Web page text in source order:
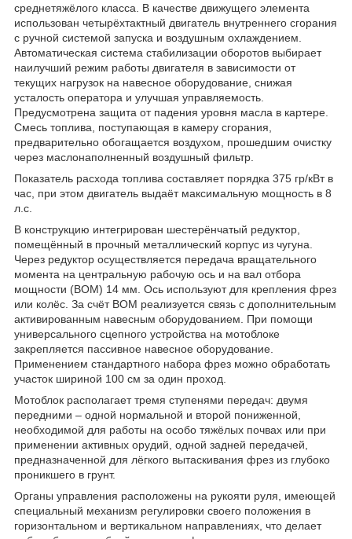
среднетяжёлого класса. В качестве движущего элемента
использован четырёхтактный двигатель внутреннего сгорания
с ручной системой запуска и воздушным охлаждением.
Автоматическая система стабилизации оборотов выбирает
наилучший режим работы двигателя в зависимости от
текущих нагрузок на навесное оборудование, снижая
усталость оператора и улучшая управляемость.
Предусмотрена защита от падения уровня масла в картере.
Смесь топлива, поступающая в камеру сгорания,
предварительно обогащается воздухом, прошедшим очистку
через маслонаполненный воздушный фильтр.
Показатель расхода топлива составляет порядка 375 гр/кВт в
час, при этом двигатель выдаёт максимальную мощность в 8
л.с.
В конструкцию интегрирован шестерёнчатый редуктор,
помещённый в прочный металлический корпус из чугуна.
Через редуктор осуществляется передача вращательного
момента на центральную рабочую ось и на вал отбора
мощности (ВОМ) 14 мм. Ось используют для крепления фрез
или колёс. За счёт ВОМ реализуется связь с дополнительным
активированным навесным оборудованием. При помощи
универсального сцепного устройства на мотоблоке
закрепляется пассивное навесное оборудование.
Применением стандартного набора фрез можно обработать
участок шириной 100 см за один проход.
Мотоблок располагает тремя ступенями передач: двумя
передними – одной нормальной и второй пониженной,
необходимой для работы на особо тяжёлых почвах или при
применении активных орудий, одной задней передачей,
предназначенной для лёгкого вытаскивания фрез из глубоко
проникшего в грунт.
Органы управления расположены на рукояти руля, имеющей
специальный механизм регулировки своего положения в
горизонтальном и вертикальном направлениях, что делает